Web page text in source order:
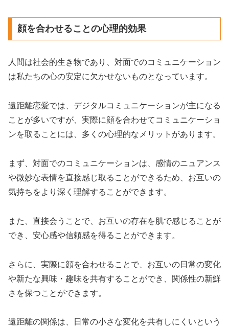
顔を合わせることの心理的効果
人間は社会的生き物であり、対面でのコミュニケーション
は私たちの心の安定に欠かせないものとなっています。
遠距離恋愛では、デジタルコミュニケーションが主になる
ことが多いですが、実際に顔を合わせてコミュニケーショ
ンを取ることには、多くの心理的なメリットがあります。
まず、対面でのコミュニケーションは、感情のニュアンス
や微妙な表情を直接感じ取ることができるため、お互いの
気持ちをより深く理解することができます。
また、直接会うことで、お互いの存在を肌で感じることが
でき、安心感や信頼感を得ることができます。
さらに、実際に顔を合わせることで、お互いの日常の変化
や新たな興味・趣味を共有することができ、関係性の新鮮
さを保つことができます。
遠距離の関係は、日常の小さな変化を共有しにくいという